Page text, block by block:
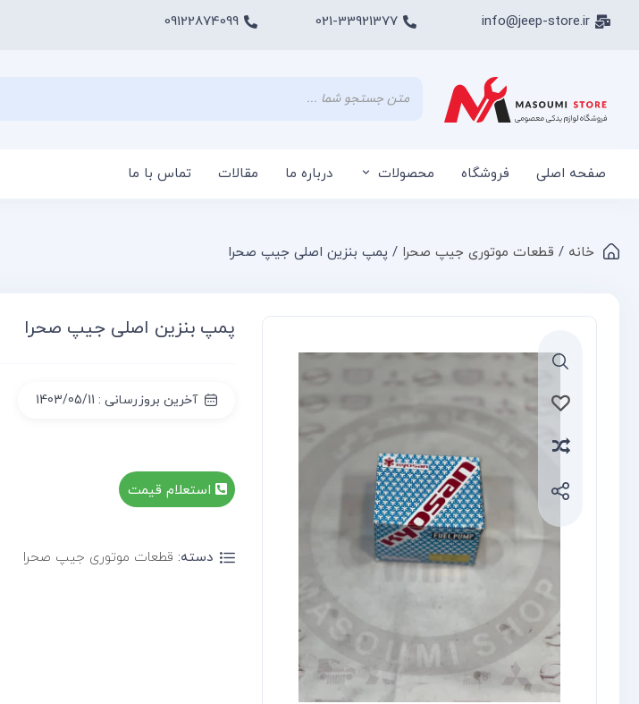
info@jeep-store.ir
021-33921377
09122874099
صفحه اصلی فروشگاه محصولات درباره ما مقالات تماس با ما
خانه / قطعات موتوری جیپ صحرا / پمپ بنزین اصلی جیپ صحرا
پمپ بنزین اصلی جیپ صحرا
آخرین بروزرسانی : 1403/05/11
استعلام قیمت
دسته: قطعات موتوری جیپ صحرا